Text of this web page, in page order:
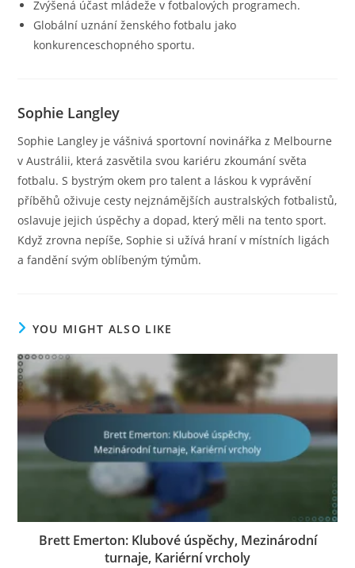
Zvýšená účast mládeže v fotbalových programech.
Globální uznání ženského fotbalu jako
konkurenceschopného sportu.
Sophie Langley
Sophie Langley je vášnivá sportovní novinářka z Melbourne
v Austrálii, která zasvětila svou kariéru zkoumání světa
fotbalu. S bystrým okem pro talent a láskou k vyprávění
příběhů oživuje cesty nejznámějších australských fotbalistů,
oslavuje jejich úspěchy a dopad, který měli na tento sport.
Když zrovna nepíše, Sophie si užívá hraní v místních ligách
a fandění svým oblíbeným týmům.
YOU MIGHT ALSO LIKE
Brett Emerton: Klubové úspěchy, Mezinárodní
turnaje, Kariérní vrcholy